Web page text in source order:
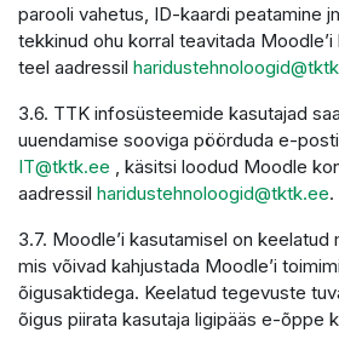
parooli vahetus, ID-kaardi peatamine
tekkinud ohu korral teavitada
teel aadressil
3.6. TTK infosüsteemide kasutajad
uuendamise sooviga pöörduda e-
IT@tktk.ee , käsitsi loodud Moodle
aadressil haridustehnoloogid@tktk.ee.
3.7. Moodle’i kasutamisel on
mis võivad kahjustada Moodle’i
õigusaktidega. Keelatud tegevuste
õigus piirata kasutaja ligipääs e-õppe